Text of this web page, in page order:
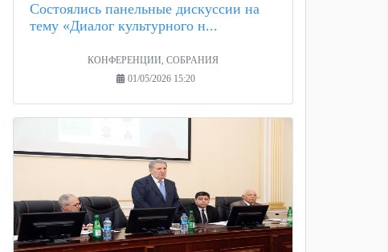
Состоялись панельные дискуссии на
тему «Диалог культурного н...
КОНФЕРЕНЦИИ, СОБРАНИЯ
01/05/2026 15:20